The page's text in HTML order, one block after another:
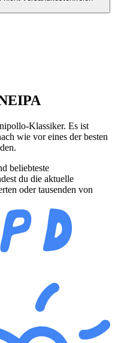
Klassiker. Es ist
wie vor eines der besten
beliebteste
du die aktuelle
oder tausenden von